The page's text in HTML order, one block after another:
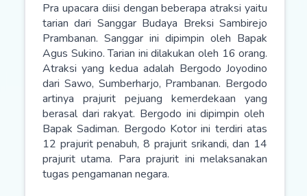
Pra upacara diisi dengan beberapa atraksi yaitu
tarian dari Sanggar Budaya Breksi Sambirejo
Prambanan. Sanggar ini dipimpin oleh Bapak
Agus Sukino. Tarian ini dilakukan oleh 16 orang.
Atraksi yang kedua adalah Bergodo Joyodino
dari Sawo, Sumberharjo, Prambanan. Bergodo
artinya prajurit pejuang kemerdekaan yang
berasal dari rakyat. Bergodo ini dipimpin oleh
Bapak Sadiman. Bergodo Kotor ini terdiri atas
12 prajurit penabuh, 8 prajurit srikandi, dan 14
prajurit utama. Para prajurit ini melaksanakan
tugas pengamanan negara.